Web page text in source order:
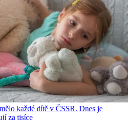
každé dítě v ČSSR. Dnes je
za tisíce